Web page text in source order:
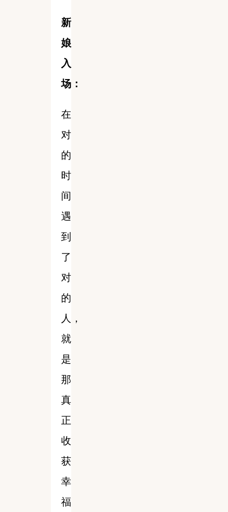
新
娘
入
场：
在
对
的
时
间
遇
到
了
对
的
人，
就
是
那
真
正
收
获
幸
福